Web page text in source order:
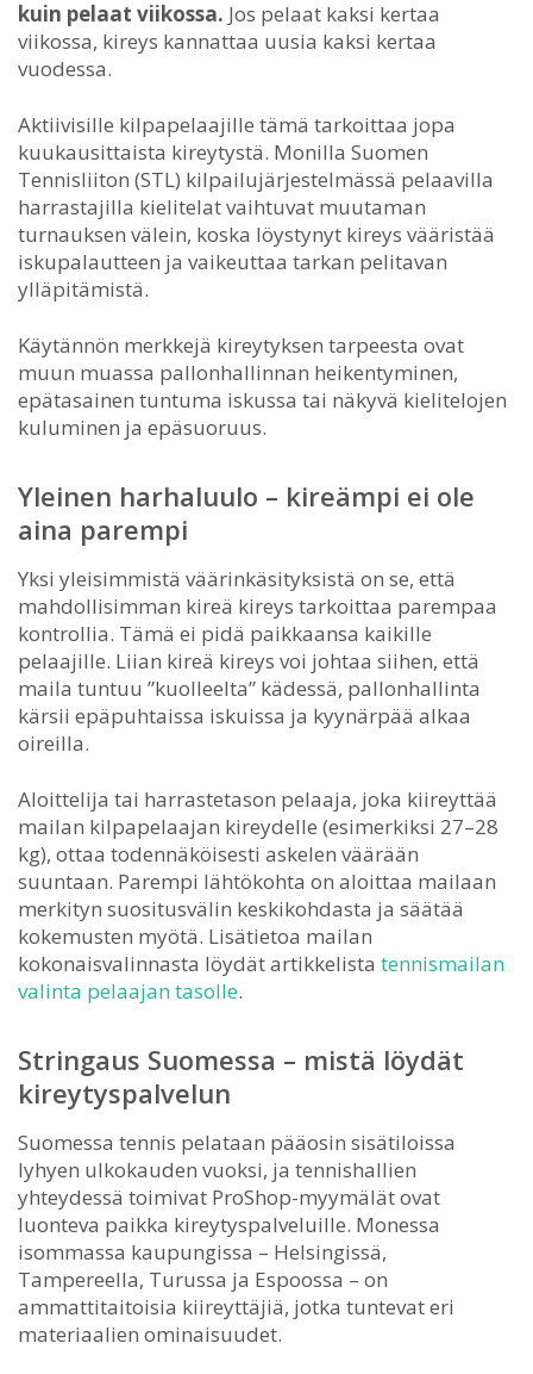
kuin pelaat viikossa. Jos pelaat kaksi kertaa
viikossa, kireys kannattaa uusia kaksi kertaa
vuodessa.
Aktiivisille kilpapelaajille tämä tarkoittaa jopa
kuukausittaista kireytystä. Monilla Suomen
Tennisliiton (STL) kilpailujärjestelmässä pelaavilla
harrastajilla kielitelat vaihtuvat muutaman
turnauksen välein, koska löystynyt kireys vääristää
iskupalautteen ja vaikeuttaa tarkan pelitavan
ylläpitämistä.
Käytännön merkkejä kireytyksen tarpeesta ovat
muun muassa pallonhallinnan heikentyminen,
epätasainen tuntuma iskussa tai näkyvä kielitelojen
kuluminen ja epäsuoruus.
Yleinen harhaluulo – kireämpi ei ole
aina parempi
Yksi yleisimmistä väärinkäsityksistä on se, että
mahdollisimman kireä kireys tarkoittaa parempaa
kontrollia. Tämä ei pidä paikkaansa kaikille
pelaajille. Liian kireä kireys voi johtaa siihen, että
maila tuntuu ”kuolleelta” kädessä, pallonhallinta
kärsii epäpuhtaissa iskuissa ja kyynärpää alkaa
oireilla.
Aloittelija tai harrastetason pelaaja, joka kiireyttää
mailan kilpapelaajan kireydelle (esimerkiksi 27–28
kg), ottaa todennäköisesti askelen väärään
suuntaan. Parempi lähtökohta on aloittaa mailaan
merkityn suositusvälin keskikohdasta ja säätää
kokemusten myötä. Lisätietoa mailan
kokonaisvalinnasta löydät artikkelista tennismailan
valinta pelaajan tasolle.
Stringaus Suomessa – mistä löydät
kireytyspalvelun
Suomessa tennis pelataan pääosin sisätiloissa
lyhyen ulkokauden vuoksi, ja tennishallien
yhteydessä toimivat ProShop-myymälät ovat
luonteva paikka kireytyspalveluille. Monessa
isommassa kaupungissa – Helsingissä,
Tampereella, Turussa ja Espoossa – on
ammattitaitoisia kiireyttäjiä, jotka tuntevat eri
materiaalien ominaisuudet.